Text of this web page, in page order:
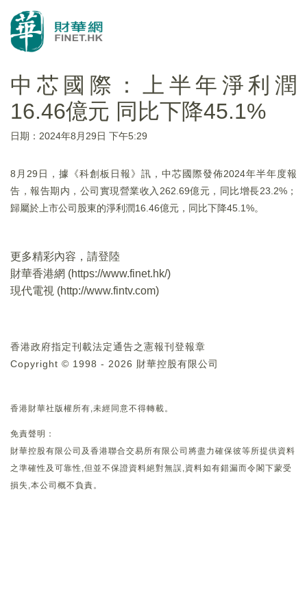
中芯國際：上半年淨利潤
16.46億元 同比下降45.1%
日期：2024年8月29日 下午5:29
8月29日，據《科創板日報》訊，中芯國際發佈2024年半年度報
告，報告期内，公司實現營業收入262.69億元，同比增長23.2%；
歸屬於上市公司股東的淨利潤16.46億元，同比下降45.1%。
更多精彩內容，請登陸
財華香港網 (https://www.finet.hk/)
現代電視 (http://www.fintv.com)
香港政府指定刊載法定通告之憲報刊登報章
Copyright © 1998 - 2026 財華控股有限公司
香港財華社版權所有,未經同意不得轉載。
免責聲明：
財華控股有限公司及香港聯合交易所有限公司將盡力確保彼等所提供資料
之準確性及可靠性,但並不保證資料絕對無誤,資料如有錯漏而令閣下蒙受
損失,本公司概不負責。